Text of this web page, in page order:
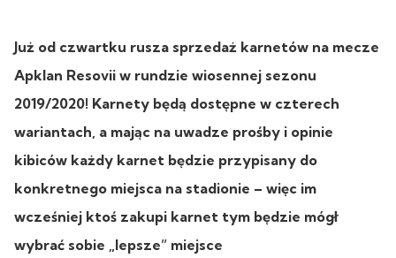
Już od czwartku rusza sprzedaż karnetów na mecze
Apklan Resovii w rundzie wiosennej sezonu
2019/2020! Karnety będą dostępne w czterech
wariantach, a mając na uwadze prośby i opinie
kibiców każdy karnet będzie przypisany do
konkretnego miejsca na stadionie – więc im
wcześniej ktoś zakupi karnet tym będzie mógł
wybrać sobie „lepsze” miejsce